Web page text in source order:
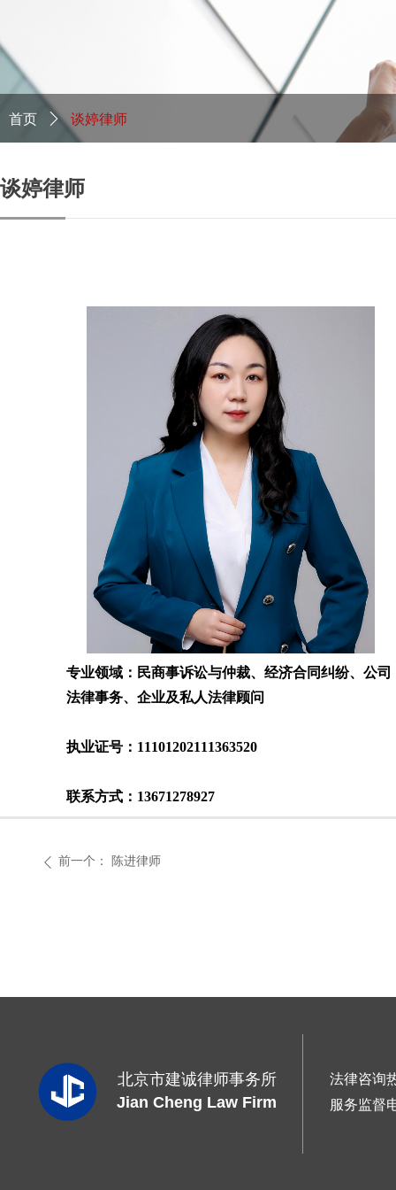
谈婷律师
专业领域：民商事诉讼与仲裁、经济合同纠纷、公司
法律事务、企业及私人法律顾问
执业证号：11101202111363520
联系方式：13671278927
首页 ꄲ 谈婷律师
ꄴ 前一个： 陈进律师
Jian Cheng Law Firm
北京市建诚律师事务所
法律咨询
服务监督